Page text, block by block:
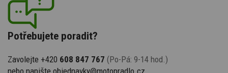
Potřebujete poradit?
Zavolejte +420 608 847 767 (Po-Pá: 9-14 hod.)
nebo napište objednavky@motopradlo.cz